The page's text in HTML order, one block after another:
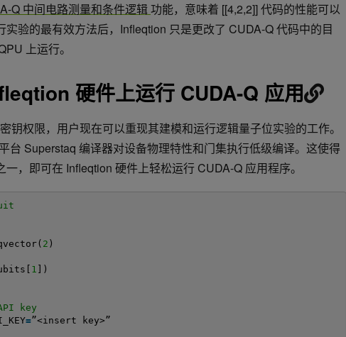
Q 中间电路测量和条件逻辑功能，意味着 [[4,2,2]] 代码的性能可以
实验的最有效方法后，Infleqtion 只是更改了 CUDA-Q 代码中的目
上运行。
硬件上运行 CUDA-Q 应用
钥权限，用户现在可以重现其建模和运行逻辑量子位实验的工作。
台 Superstaq 编译器对设备物理特性和门集执行低级编译。这使得
，即可在 Infleqtion 硬件上轻松运行 CUDA-Q 应用程序。
2 )
1
])
key
=”<insert key>”